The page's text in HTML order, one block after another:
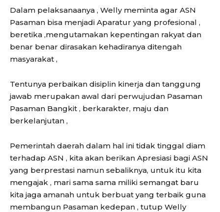
Dalam pelaksanaanya , Welly meminta agar ASN
Pasaman bisa menjadi Aparatur yang profesional ,
beretika ,mengutamakan kepentingan rakyat dan
benar benar dirasakan kehadiranya ditengah
masyarakat ,
Tentunya perbaikan disiplin kinerja dan tanggung
jawab merupakan awal dari perwujudan Pasaman
Pasaman Bangkit , berkarakter, maju dan
berkelanjutan ,
Pemerintah daerah dalam hal ini tidak tinggal diam
terhadap ASN , kita akan berikan Apresiasi bagi ASN
yang berprestasi namun sebaliknya, untuk itu kita
mengajak , mari sama sama miliki semangat baru
kita jaga amanah untuk berbuat yang terbaik guna
membangun Pasaman kedepan , tutup Welly